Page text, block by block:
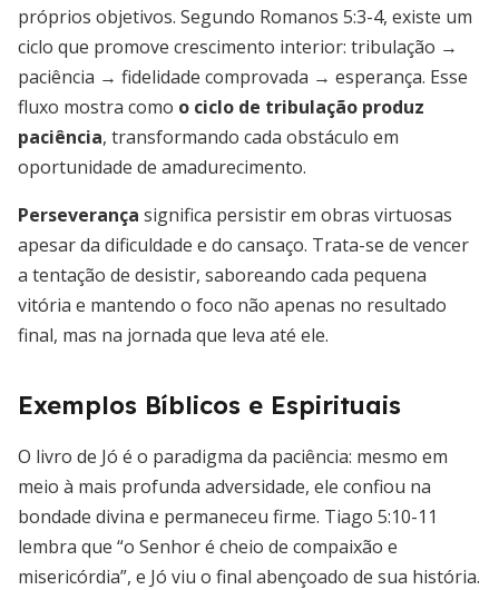
próprios objetivos. Segundo Romanos 5:3-4, existe um
ciclo que promove crescimento interior: tribulação →
paciência → fidelidade comprovada → esperança. Esse
fluxo mostra como o ciclo de tribulação produz
paciência, transformando cada obstáculo em
oportunidade de amadurecimento.
Perseverança significa persistir em obras virtuosas
apesar da dificuldade e do cansaço. Trata-se de vencer
a tentação de desistir, saboreando cada pequena
vitória e mantendo o foco não apenas no resultado
final, mas na jornada que leva até ele.
Exemplos Bíblicos e Espirituais
O livro de Jó é o paradigma da paciência: mesmo em
meio à mais profunda adversidade, ele confiou na
bondade divina e permaneceu firme. Tiago 5:10-11
lembra que “o Senhor é cheio de compaixão e
misericórdia”, e Jó viu o final abençoado de sua história.